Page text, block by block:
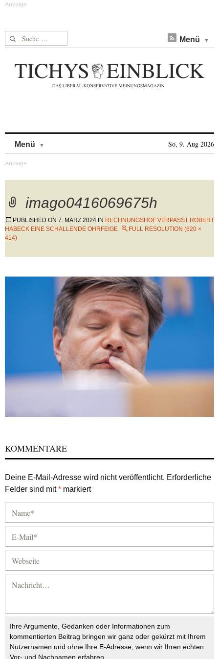
Suche nach: Menü
Menü So, 9. Aug 2026
imago0416069675h
PUBLISHED ON 7. MÄRZ 2024 IN RECHNUNGSHOF VERPASST ROBERT
HABECK EINE SCHALLENDE OHRFEIGE
FULL RESOLUTION (620 ×
414)
KOMMENTARE
Deine E-Mail-Adresse wird nicht veröffentlicht. Erforderliche
Felder sind mit* markiert
Ihre Argumente, Gedanken oder Informationen zum
kommentierten Beitrag bringen wir ganz oder gekürzt mit Ihrem
Nutzernamen und ohne Ihre E-Adresse, wenn wir Ihren echten
Vor- und Nachnamen erfahren.